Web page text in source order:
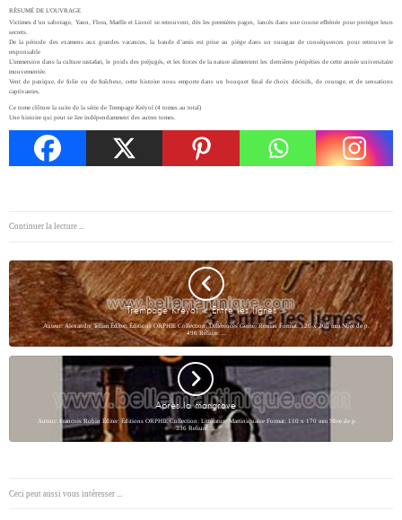
RÉSUMÉ DE L’OUVRAGE
Victimes d’un sabotage, Yann, Flora, Maëlle et Lionel se retrouvent, dès les premières pages, lancés dans une course effrénée pour protéger leurs
secrets.
De la période des examens aux grandes vacances, la bande d’amis est prise au piège dans un ouragan de conséquences pour retrouver le
responsable
L’immersion dans la culture rastafari, le poids des préjugés, et les forces de la nature alimentent les dernières péripéties de cette année universitaire
mouvementée.
Vent de panique, de folie ou de fraîcheur, cette histoire nous emporte dans un bouquet final de choix décisifs, de courage, et de sensations
captivantes.
Ce tome clôture la suite de la série de Trempage Kréyol (4 tomes au total)
Une histoire qui peut se lire indépendamment des autres tomes.
Continuer la lecture ...
Trempage Kréyol « Entre les lignes »
Auteur: Alexandre Tellim Éditer: Éditions ORPHIE Collection: Différences Genre: Roman Format: 120 x 200 mm Nbre de p.
496 Reliure:…
Après la mangrove
Auteur: Francois Robin Éditer: Éditions ORPHIE Collection: Littérature Martiniquaise Format: 110 x 170 mm Nbre de p.
336 Reliure:…
Ceci peut aussi vous intéresser ...